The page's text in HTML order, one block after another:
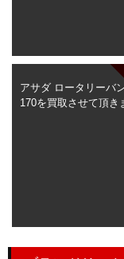
アサダ ロータリーバ
170を買取させて頂き